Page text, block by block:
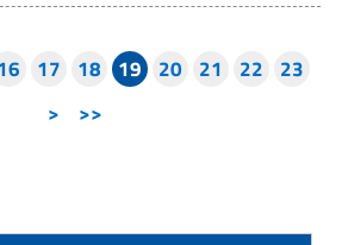
17 18 19 20 21 22
23
>
>>